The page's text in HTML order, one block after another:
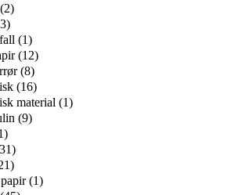
(1)
(12)
(8)
(16)
material (1)
(9)
(1)